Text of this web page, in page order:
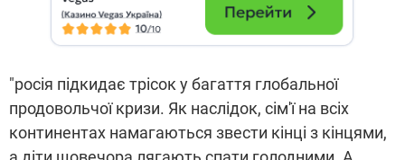
"росія підкидає трісок у багаття глобальної
продовольчої кризи. Як наслідок, сім'ї на всіх
континентах намагаються звести кінці з кінцями,